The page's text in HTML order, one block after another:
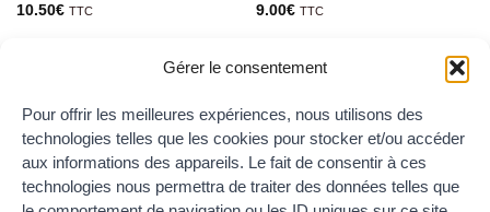
Gérer le consentement
Pour offrir les meilleures expériences, nous utilisons des
technologies telles que les cookies pour stocker et/ou accéder
aux informations des appareils. Le fait de consentir à ces
technologies nous permettra de traiter des données telles que
10.50€ TTC
9.00€ TTC
Ajouter
wishlist
Ajouter
au
wishlist
RUPTURE DE STOCK